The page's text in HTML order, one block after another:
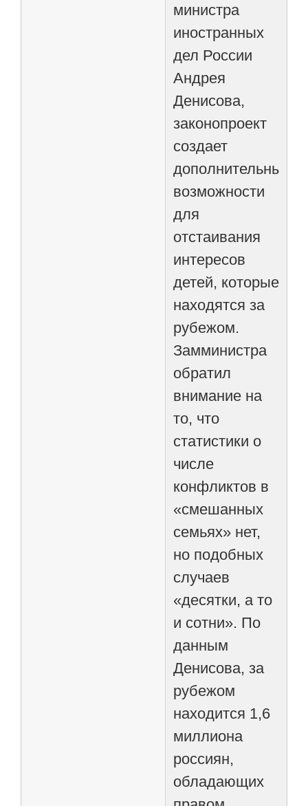
министра
иностранных
дел России
Андрея
Денисова,
законопроект
создает
дополнительные
возможности
для
отстаивания
интересов
детей, которые
находятся за
рубежом.
Замминистра
обратил
внимание на
то, что
статистики о
числе
конфликтов в
«смешанных
семьях» нет,
но подобных
случаев
«десятки, а то
и сотни». По
данным
Денисова, за
рубежом
находится 1,6
миллиона
россиян,
обладающих